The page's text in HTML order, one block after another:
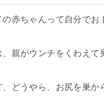
赤ちゃんって自分でお
親がウンチをくわえて
どうやら、お尻を巣か